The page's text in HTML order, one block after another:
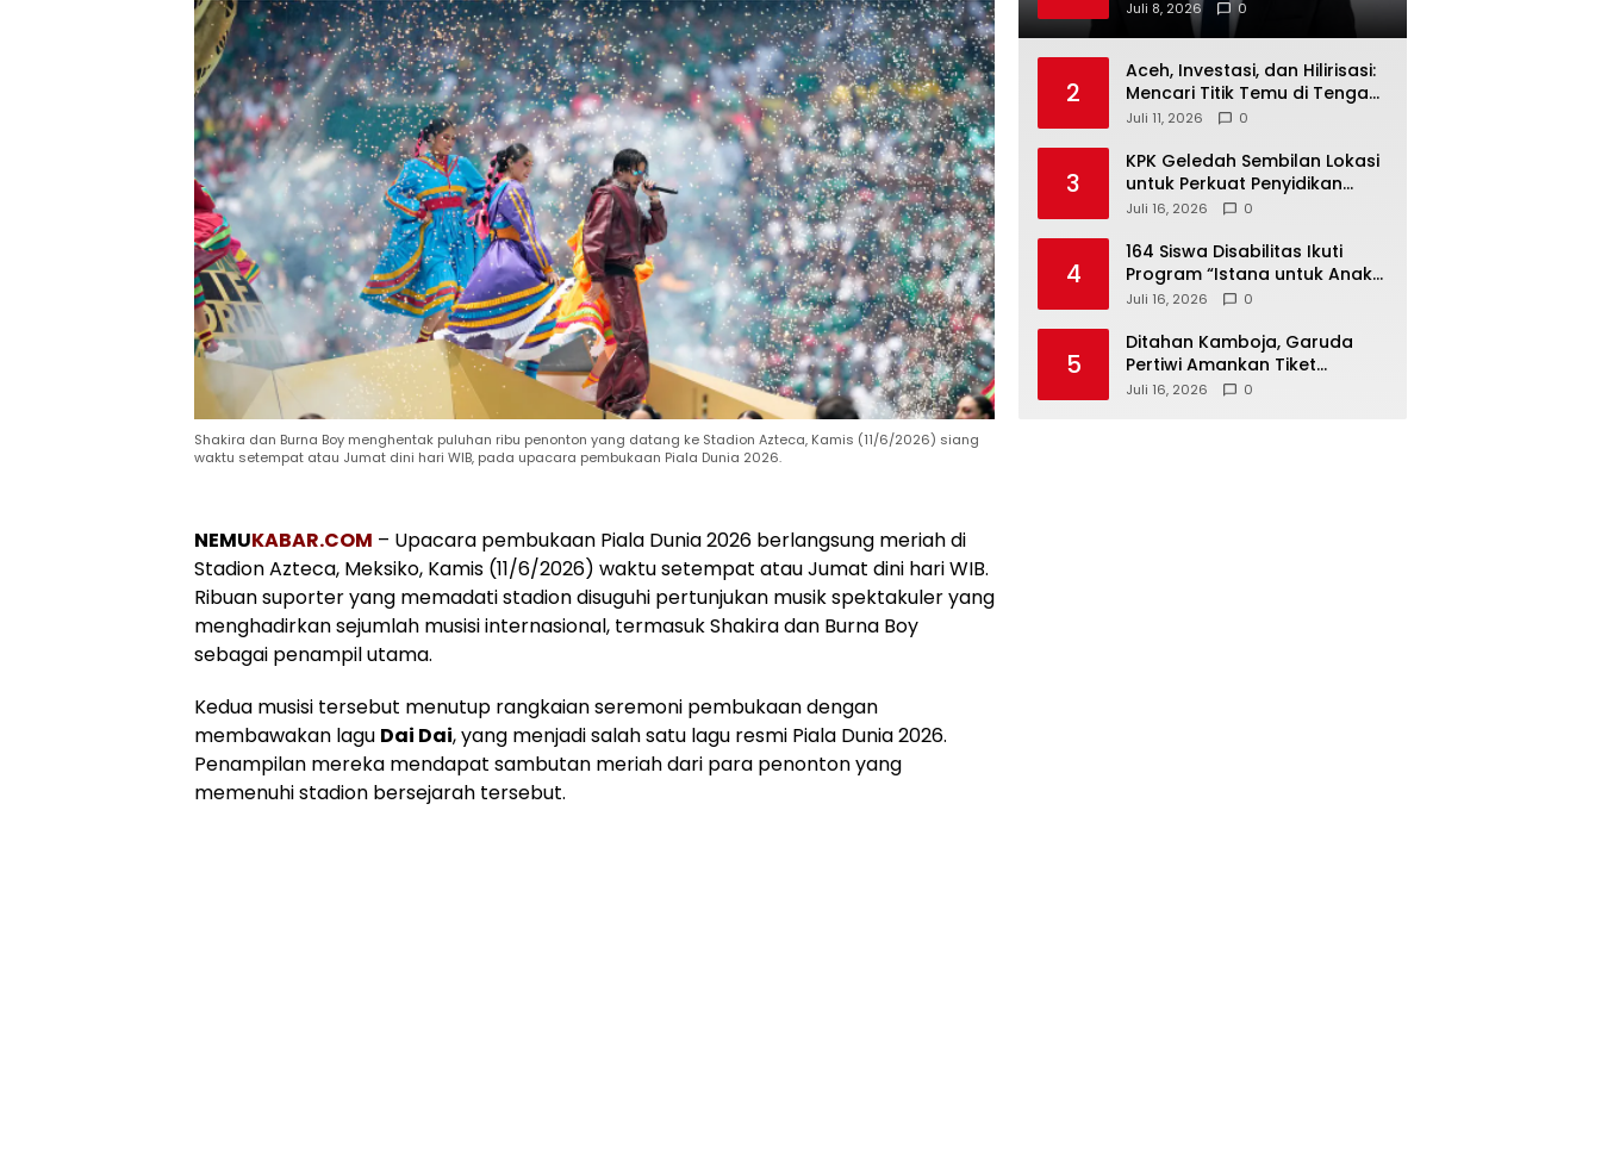
Shakira dan Burna Boy menghentak puluhan ribu penonton yang datang ke Stadion Azteca, Kamis (11/6/2026) siang
waktu setempat atau Jumat dini hari WIB, pada upacara pembukaan Piala Dunia 2026.
NEMUKABAR.COM – Upacara pembukaan Piala Dunia 2026 berlangsung meriah di
Stadion Azteca, Meksiko, Kamis (11/6/2026) waktu setempat atau Jumat dini hari WIB.
Ribuan suporter yang memadati stadion disuguhi pertunjukan musik spektakuler yang
menghadirkan sejumlah musisi internasional, termasuk Shakira dan Burna Boy
sebagai penampil utama.
Kedua musisi tersebut menutup rangkaian seremoni pembukaan dengan
membawakan lagu Dai Dai, yang menjadi salah satu lagu resmi Piala Dunia 2026.
Penampilan mereka mendapat sambutan meriah dari para penonton yang
memenuhi stadion bersejarah tersebut.
Andaman: Jangan Sampai
Harapan Investasi Aceh
Juli 8, 2026 0
2
Aceh, Investasi, dan Hilirisasi:
Mencari Titik Temu di Tengah
Polemik Blok Andaman
Juli 11, 2026 0
3
KPK Geledah Sembilan Lokasi
untuk Perkuat Penyidikan
Dugaan Pemerasan Bupati
Juli 16, 2026 0
4
164 Siswa Disabilitas Ikuti
Program “Istana untuk Anak
Sekolah”, Kenali Sejarah
Juli 16, 2026 0
5
Ditahan Kamboja, Garuda
Pertiwi Amankan Tiket
Semifinal Piala AFF Putri 2026
Juli 16, 2026 0